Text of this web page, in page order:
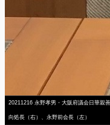
20211216 永野孝男・大阪府議会日華親
向処長（右）、永野前会長（左）